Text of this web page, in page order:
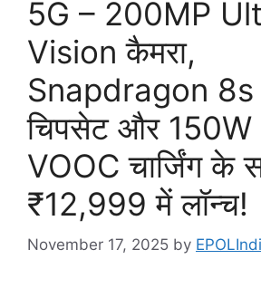
5G – 200MP
Vision कैमरा,
Snapdragon 8s
चिपसेट और
VOOC चार्जिंग के
₹12,999 में लॉन्च!
November 17, 2025 by